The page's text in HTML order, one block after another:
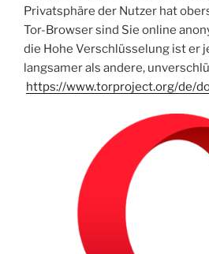
Privatsphäre der Nutzer hat
Tor-Browser sind Sie online
die Hohe Verschlüsselung ist er
langsamer als andere,
https://www.torproject.org/de/